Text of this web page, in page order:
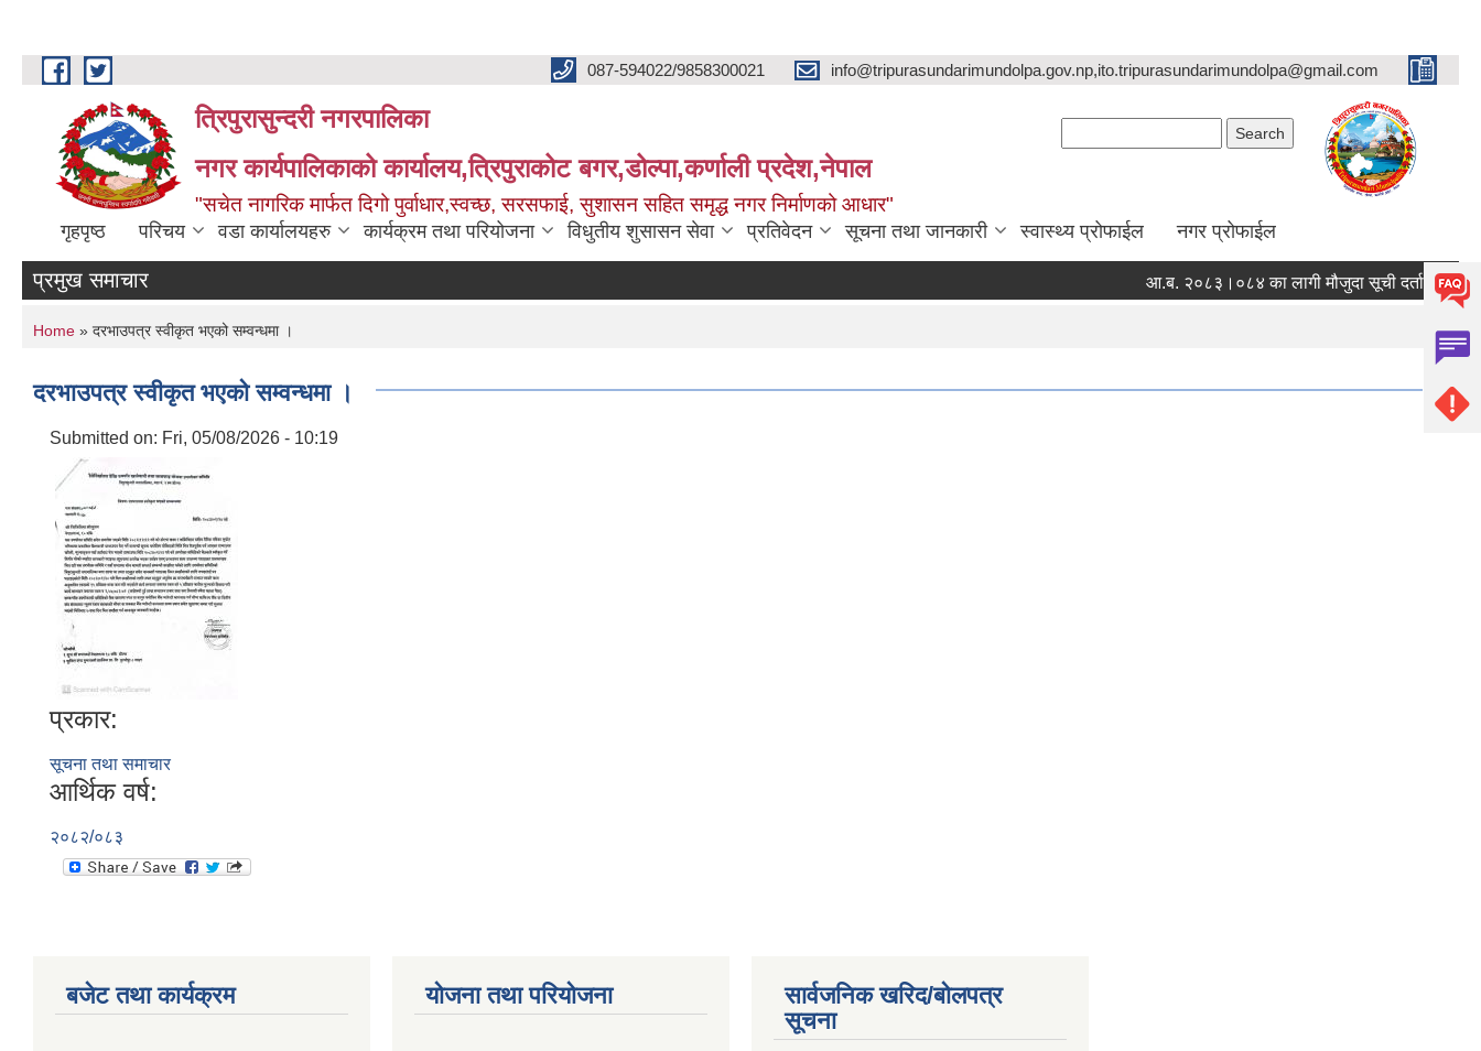
Skip to main content 087-594022/9858300021 info@tripurasundarimundolpa.gov.np,ito.tripurasundarimundolpa@gmail.com
त्रिपुरासुन्दरी नगरपालिका
नगर कार्यपालिकाको कार्यालय,त्रिपुराकोट बगर,डोल्पा,कर्णाली प्रदेश,नेपाल
"सचेत नागरिक मार्फत दिगो पुर्वाधार,स्वच्छ, सरसफाई, सुशासन सहित समृद्ध नगर निर्माणको आधार"
गृहपृष्ठ परिचय वडा कार्यालयहरु कार्यक्रम तथा परियोजना विधुतीय शुसासन सेवा प्रतिवेदन सूचना तथा जानकारी स्वास्थ्य प्रोफाईल नगर प्रोफाईल
प्रमुख समाचार आ.ब. २०८३।०८४ का लागी मौजुदा सूची दर्ता गर्ने सम्बन्धी
You are here
Home » दरभाउपत्र स्वीकृत भएको सम्वन्धमा ।
दरभाउपत्र स्वीकृत भएको सम्वन्धमा ।
Submitted on: Fri, 05/08/2026 - 10:19
प्रकार:
सूचना तथा समाचार
आर्थिक वर्ष:
२०८२/०८३
बजेट तथा कार्यक्रम योजना तथा परियोजना
सार्वजनिक खरिद/बोलपत्र
सूचना